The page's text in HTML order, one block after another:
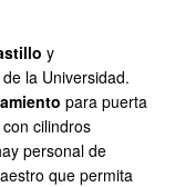
y
la Universidad.
para puerta
cilindros
personal de
que permita